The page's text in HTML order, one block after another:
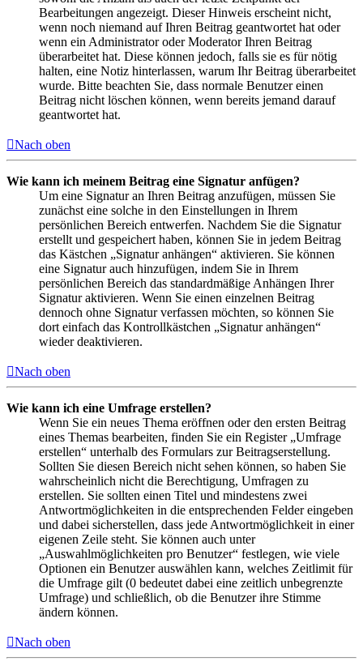
Bearbeitungen angezeigt. Dieser Hinweis erscheint nicht,
wenn noch niemand auf Ihren Beitrag geantwortet hat oder
wenn ein Administrator oder Moderator Ihren Beitrag
überarbeitet hat. Diese können jedoch, falls sie es für nötig
halten, eine Notiz hinterlassen, warum Ihr Beitrag überarbeitet
wurde. Bitte beachten Sie, dass normale Benutzer einen
Beitrag nicht löschen können, wenn bereits jemand darauf
geantwortet hat.
Nach oben
Wie kann ich meinem Beitrag eine Signatur anfügen?
Um eine Signatur an Ihren Beitrag anzufügen, müssen Sie
zunächst eine solche in den Einstellungen in Ihrem
persönlichen Bereich entwerfen. Nachdem Sie die Signatur
erstellt und gespeichert haben, können Sie in jedem Beitrag
das Kästchen „Signatur anhängen“ aktivieren. Sie können
eine Signatur auch hinzufügen, indem Sie in Ihrem
persönlichen Bereich das standardmäßige Anhängen Ihrer
Signatur aktivieren. Wenn Sie einen einzelnen Beitrag
dennoch ohne Signatur verfassen möchten, so können Sie
dort einfach das Kontrollkästchen „Signatur anhängen“
wieder deaktivieren.
Nach oben
Wie kann ich eine Umfrage erstellen?
Wenn Sie ein neues Thema eröffnen oder den ersten Beitrag
eines Themas bearbeiten, finden Sie ein Register „Umfrage
erstellen“ unterhalb des Formulars zur Beitragserstellung.
Sollten Sie diesen Bereich nicht sehen können, so haben Sie
wahrscheinlich nicht die Berechtigung, Umfragen zu
erstellen. Sie sollten einen Titel und mindestens zwei
Antwortmöglichkeiten in die entsprechenden Felder eingeben
und dabei sicherstellen, dass jede Antwortmöglichkeit in einer
eigenen Zeile steht. Sie können auch unter
„Auswahlmöglichkeiten pro Benutzer“ festlegen, wie viele
Optionen ein Benutzer auswählen kann, welches Zeitlimit für
die Umfrage gilt (0 bedeutet dabei eine zeitlich unbegrenzte
Umfrage) und schließlich, ob die Benutzer ihre Stimme
ändern können.
Nach oben